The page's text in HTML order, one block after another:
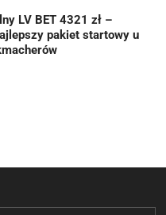
LV BET 4321 zł –
pakiet startowy u